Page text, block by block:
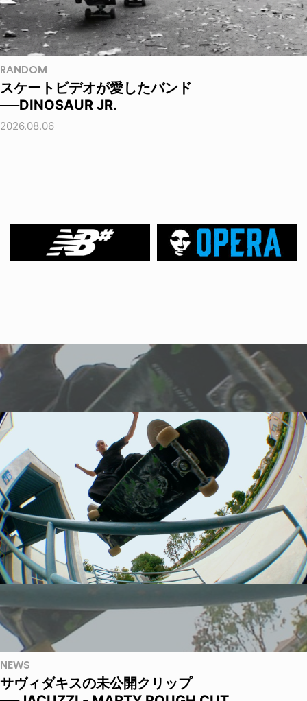
RANDOM
スケートビデオが愛したバンド
──DINOSAUR JR.
2026.08.06
NEWS
サヴィダキスの未公開クリップ